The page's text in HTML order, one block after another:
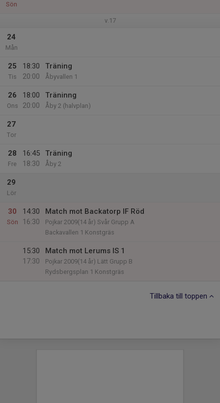
Sön
v.17
24
Mån
25
Tis
18:30
20:00
Träning
Åbyvallen 1
26
Ons
18:00
20:00
Träninng
Åby 2 (halvplan)
27
Tor
28
Fre
16:45
18:30
Träning
Åby 2
29
Lör
30
Sön
14:30
16:30
Match mot Backatorp IF Röd
Pojkar 2009(14 år) Svår Grupp A
Backavallen 1 Konstgräs
15:30
17:30
Match mot Lerums IS 1
Pojkar 2009(14 år) Lätt Grupp B
Rydsbergsplan 1 Konstgräs
Tillbaka till toppen